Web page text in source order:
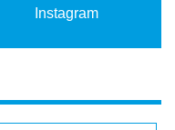
Instagram